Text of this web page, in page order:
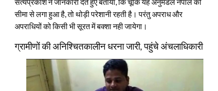
सीमा से लगा हुआ है, तो थोड़ी परेशानी रहती है। परंतु अपराध और
अपराधियों को किसी भी सूरत में बक्शा नही जायेगा।
ग्रामीणों की अनिश्चितकालीन धरना जारी, पहुंचे अंचलाधिकारी